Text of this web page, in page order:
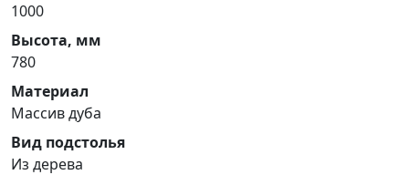
1000
Высота, мм
780
Материал
Массив дуба
Вид подстолья
Из дерева